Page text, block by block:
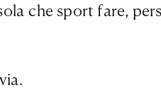
che sport fare,